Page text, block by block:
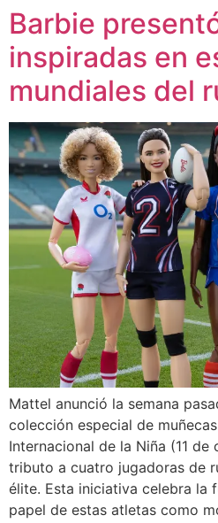
Barbie
inspiradas en
mundiales del
Mattel anunció la semana
colección especial de
Internacional de la Niña (11
tributo a cuatro jugadoras de
élite. Esta iniciativa celebra la
papel de estas atletas como